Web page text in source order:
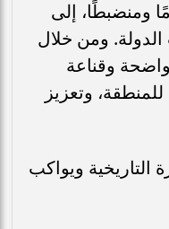
ومنضبطًا، إلى
ومن خلال
وقناعة
وتعزيز
ويواكب